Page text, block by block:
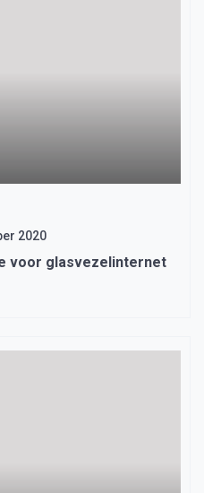
2020
voor glasvezelinternet